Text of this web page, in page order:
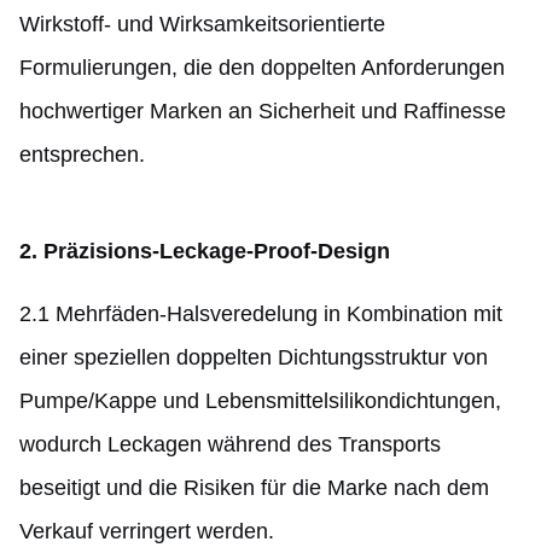
Wirkstoff- und Wirksamkeitsorientierte
Formulierungen, die den doppelten Anforderungen
hochwertiger Marken an Sicherheit und Raffinesse
entsprechen.
2. Präzisions-Leckage-Proof-Design
2.1 Mehrfäden-Halsveredelung in Kombination mit
einer speziellen doppelten Dichtungsstruktur von
Pumpe/Kappe und Lebensmittelsilikondichtungen,
wodurch Leckagen während des Transports
beseitigt und die Risiken für die Marke nach dem
Verkauf verringert werden.